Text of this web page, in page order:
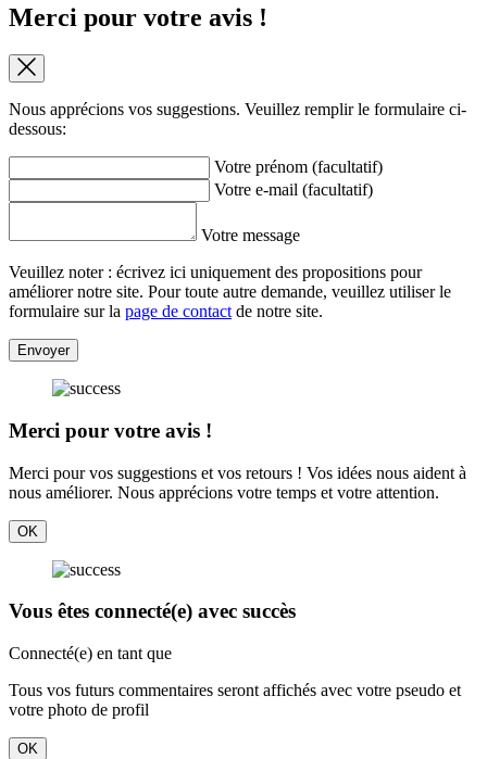
Merci pour votre avis !
Nous apprécions vos suggestions. Veuillez remplir le formulaire ci-
dessous:
Votre prénom (facultatif)
Votre e-mail (facultatif)
Votre message
Veuillez noter : écrivez ici uniquement des propositions pour
améliorer notre site. Pour toute autre demande, veuillez utiliser le
formulaire sur la page de contact de notre site.
Envoyer
Merci pour votre avis !
Merci pour vos suggestions et vos retours ! Vos idées nous aident à
nous améliorer. Nous apprécions votre temps et votre attention.
OK
Vous êtes connecté(e) avec succès
Connecté(e) en tant que
Tous vos futurs commentaires seront affichés avec votre pseudo et
votre photo de profil
OK